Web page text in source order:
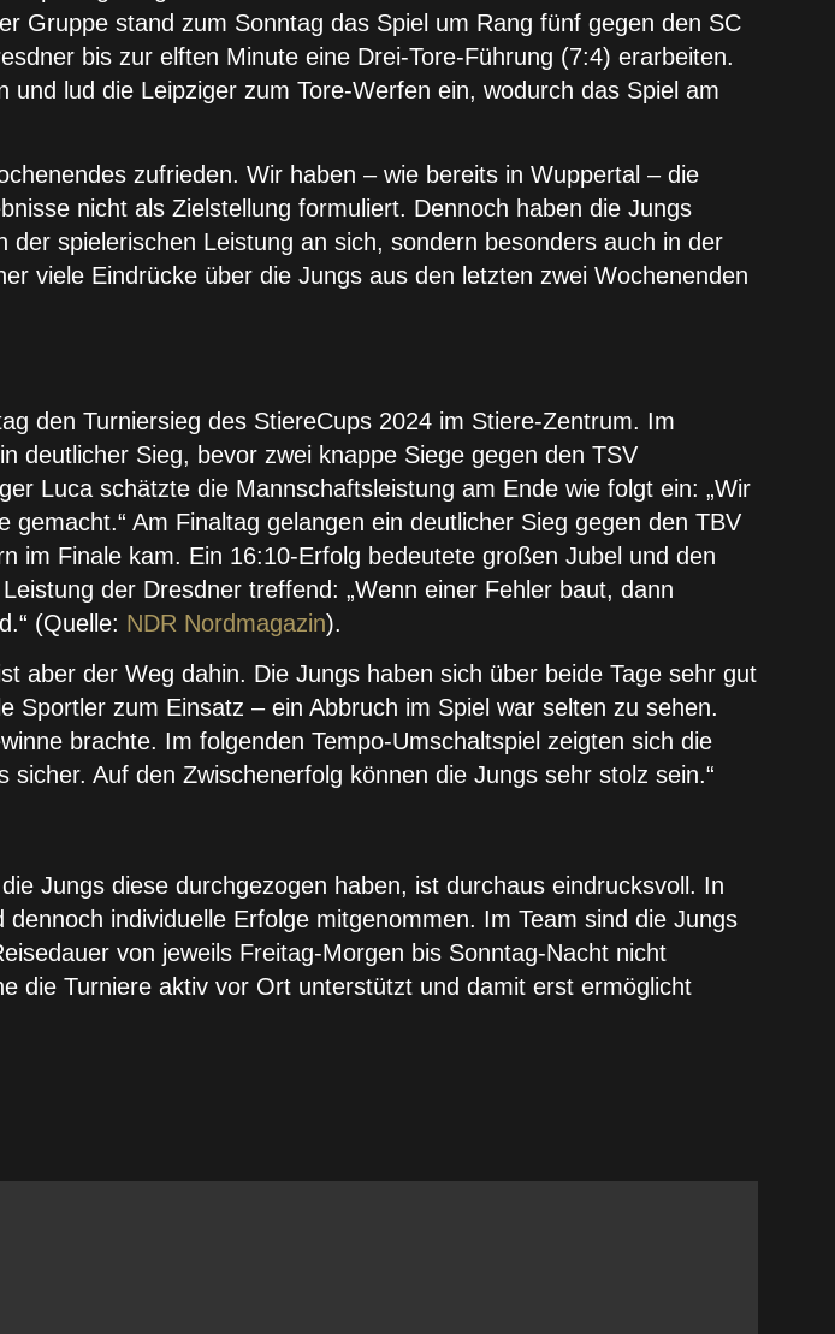
Gruppe stand zum Sonntag das Spiel um Rang fünf gegen den SC
bis zur elften Minute eine Drei-Tore-Führung (7:4) erarbeiten.
lud die Leipziger zum Tore-Werfen ein, wodurch das Spiel am
zufrieden. Wir haben – wie bereits in Wuppertal – die
nicht als Zielstellung formuliert. Dennoch haben die Jungs
spielerischen Leistung an sich, sondern besonders auch in der
viele Eindrücke über die Jungs aus den letzten zwei Wochenenden
den Turniersieg des StiereCups 2024 im Stiere-Zentrum. Im
deutlicher Sieg, bevor zwei knappe Siege gegen den TSV
Luca schätzte die Mannschaftsleistung am Ende wie folgt ein: „Wir
Am Finaltag gelangen ein deutlicher Sieg gegen den TBV
im Finale kam. Ein 16:10-Erfolg bedeutete großen Jubel und den
der Dresdner treffend: „Wenn einer Fehler baut, dann
(Quelle: NDR Nordmagazin).
aber der Weg dahin. Die Jungs haben sich über beide Tage sehr gut
zum Einsatz – ein Abbruch im Spiel war selten zu sehen.
brachte. Im folgenden Tempo-Umschaltspiel zeigten sich die
Auf den Zwischenerfolg können die Jungs sehr stolz sein.“
Jungs diese durchgezogen haben, ist durchaus eindrucksvoll. In
individuelle Erfolge mitgenommen. Im Team sind die Jungs
von jeweils Freitag-Morgen bis Sonntag-Nacht nicht
die Turniere aktiv vor Ort unterstützt und damit erst ermöglicht